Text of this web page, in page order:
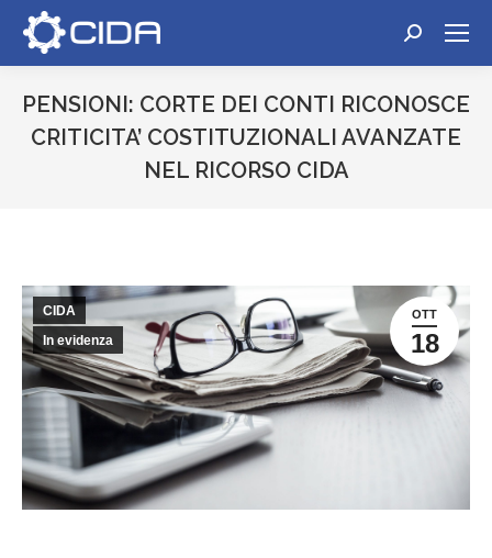
Cerca:
PENSIONI: CORTE DEI CONTI RICONOSCE
CRITICITA’ COSTITUZIONALI AVANZATE
NEL RICORSO CIDA
OTT
18
CIDA
In evidenza